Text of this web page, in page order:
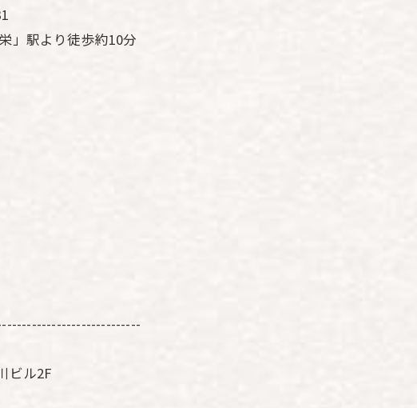
」駅より徒歩約10分
ビル2F